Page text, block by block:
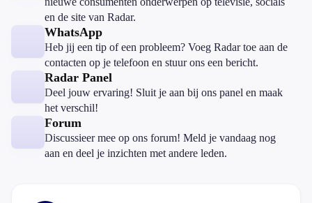
en de site van Radar.
WhatsApp
Heb jij een tip of een probleem? Voeg Radar toe aan de
contacten op je telefoon en stuur ons een bericht.
Radar Panel
Deel jouw ervaring! Sluit je aan bij ons panel en maak
het verschil!
Forum
Discussieer mee op ons forum! Meld je vandaag nog
aan en deel je inzichten met andere leden.